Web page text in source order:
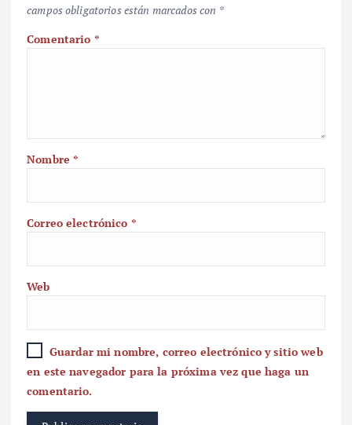
campos obligatorios están marcados con *
Comentario *
Nombre*
Correo electrónico *
Web
Guardar mi nombre, correo electrónico y sitio web
en este navegador para la próxima vez que haga un
comentario.